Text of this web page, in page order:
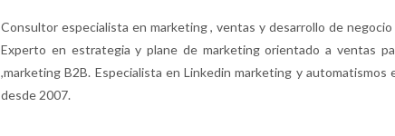
Consultor especialista en marketing , ventas y desarrollo de
Experto en estrategia y plane de marketing orientado a ventas
,marketing B2B. Especialista en Linkedin marketing y automatismos
desde 2007.